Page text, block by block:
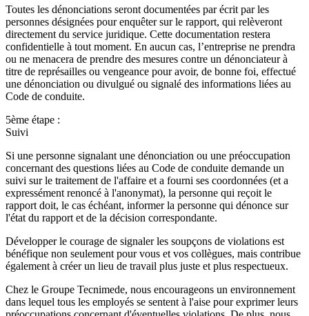
Toutes les dénonciations seront documentées par écrit par les
personnes désignées pour enquêter sur le rapport, qui relèveront
directement du service juridique. Cette documentation restera
confidentielle à tout moment. En aucun cas, l’entreprise ne prendra
ou ne menacera de prendre des mesures contre un dénonciateur à
titre de représailles ou vengeance pour avoir, de bonne foi, effectué
une dénonciation ou divulgué ou signalé des informations liées au
Code de conduite.
5ème étape :
Suivi
Si une personne signalant une dénonciation ou une préoccupation
concernant des questions liées au Code de conduite demande un
suivi sur le traitement de l'affaire et a fourni ses coordonnées (et a
expressément renoncé à l'anonymat), la personne qui reçoit le
rapport doit, le cas échéant, informer la personne qui dénonce sur
l'état du rapport et de la décision correspondante.
Développer le courage de signaler les soupçons de violations est
bénéfique non seulement pour vous et vos collègues, mais contribue
également à créer un lieu de travail plus juste et plus respectueux.
Chez le Groupe Tecnimede, nous encourageons un environnement
dans lequel tous les employés se sentent à l'aise pour exprimer leurs